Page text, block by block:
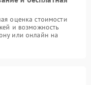
оценка стоимости
и возможность
или онлайн на